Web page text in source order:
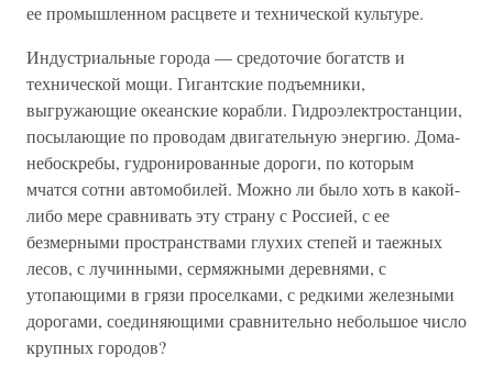
ее промышленном расцвете и технической культуре.
Индустриальные города — средоточие богатств и
технической мощи. Гигантские подъемники,
выгружающие океанские корабли. Гидроэлектростанции,
посылающие по проводам двигательную энергию. Дома-
небоскребы, гудронированные дороги, по которым
мчатся сотни автомобилей. Можно ли было хоть в какой-
либо мере сравнивать эту страну с Россией, с ее
безмерными пространствами глухих степей и таежных
лесов, с лучинными, сермяжными деревнями, с
утопающими в грязи проселками, с редкими железными
дорогами, соединяющими сравнительно небольшое число
крупных городов?